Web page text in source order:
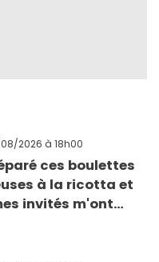
2026 à 18h00
ces boulettes
à la ricotta et
invités m'ont